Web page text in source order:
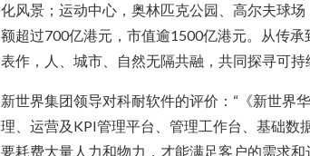
化风景；运动中心，奥林匹克公园、高尔夫球
额超过700亿港元，市值逾1500亿港元。从传
表作，人、城市、自然无隔共融，共同探寻可持
新世界集团领导对科耐软件的评价：“《新世界
理、运营及KPI管理平台、管理工作台、基础数
要耗费大量人力和物力，才能满足客户的需求